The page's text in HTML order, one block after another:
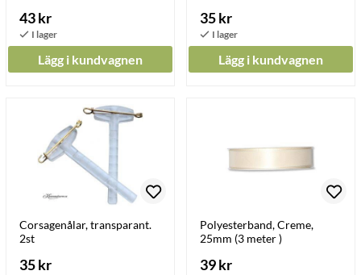
43 kr
Lägg i kundvagnen
35 kr
Lägg i kundvagnen
Corsagenålar, transparant.
2st
35 kr
Polyesterband, Creme,
25mm (3 meter )
39 kr